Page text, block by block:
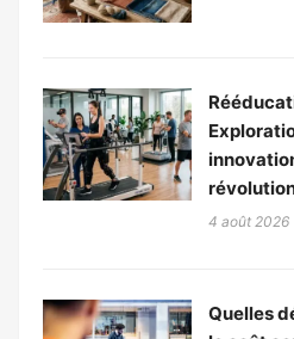
4 août 2026
Quelles